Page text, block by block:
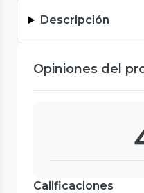
Descripción
Opiniones del
Calificaciones